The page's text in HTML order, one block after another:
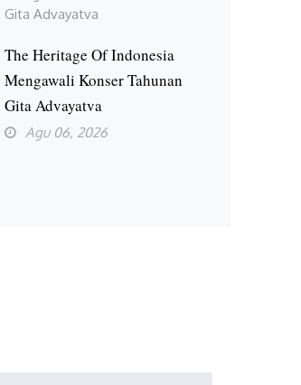
The Heritage Of Indonesia
Mengawali Konser Tahunan
Gita Advayatva
Agu 06, 2026